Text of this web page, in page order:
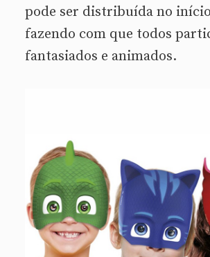
pode ser distribuída no
fazendo com que todos
fantasiados e animados.